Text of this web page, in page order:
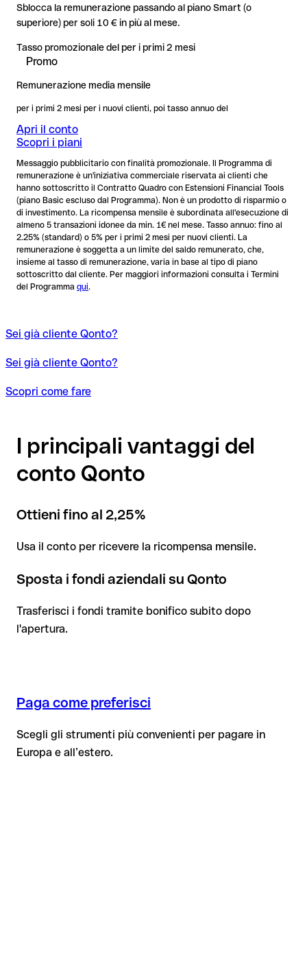
Sblocca la remunerazione passando al piano Smart (o
superiore) per soli 10 € in più al mese.
Tasso promozionale del per i primi 2 mesi
Promo
Remunerazione media mensile
per i primi 2 mesi per i nuovi clienti, poi tasso annuo del
Apri il conto
Scopri i piani
Messaggio pubblicitario con finalità promozionale. Il Programma di
remunerazione è un'iniziativa commerciale riservata ai clienti che
hanno sottoscritto il Contratto Quadro con Estensioni Financial Tools
(piano Basic escluso dal Programma). Non è un prodotto di risparmio o
di investimento. La ricompensa mensile è subordinata all'esecuzione di
almeno 5 transazioni idonee da min. 1€ nel mese. Tasso annuo: fino al
2.25% (standard) o 5% per i primi 2 mesi per nuovi clienti. La
remunerazione è soggetta a un limite del saldo remunerato, che,
insieme al tasso di remunerazione, varia in base al tipo di piano
sottoscritto dal cliente. Per maggiori informazioni consulta i Termini
del Programma qui.
Sei già cliente Qonto?
Sei già cliente Qonto?
Scopri come fare
I principali vantaggi del
conto Qonto
Ottieni fino al 2,25%
Usa il conto per ricevere la ricompensa mensile.
Sposta i fondi aziendali su Qonto
Trasferisci i fondi tramite bonifico subito dopo
l'apertura.
Paga come preferisci
Scegli gli strumenti più convenienti per pagare in
Europa e all’estero.